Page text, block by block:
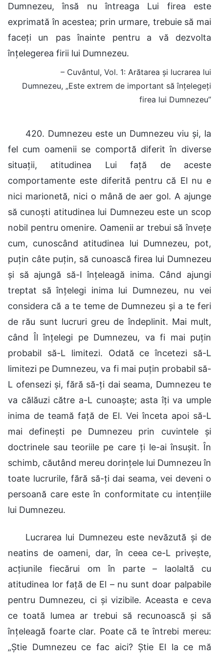
Dumnezeu, însă nu întreaga Lui firea este
exprimată în acestea; prin urmare, trebuie să mai
faceți un pas înainte pentru a vă dezvolta
înțelegerea firii lui Dumnezeu.
– Cuvântul, Vol. 1: Arătarea și lucrarea lui
Dumnezeu, „Este extrem de important să înțelegeți
firea lui Dumnezeu”
420. Dumnezeu este un Dumnezeu viu și, la
fel cum oamenii se comportă diferit în diverse
situații, atitudinea Lui față de aceste
comportamente este diferită pentru că El nu e
nici marionetă, nici o mână de aer gol. A ajunge
să cunoști atitudinea lui Dumnezeu este un scop
nobil pentru omenire. Oamenii ar trebui să învețe
cum, cunoscând atitudinea lui Dumnezeu, pot,
puțin câte puțin, să cunoască firea lui Dumnezeu
și să ajungă să-I înțeleagă inima. Când ajungi
treptat să înțelegi inima lui Dumnezeu, nu vei
considera că a te teme de Dumnezeu și a te feri
de rău sunt lucruri greu de îndeplinit. Mai mult,
când Îl înțelegi pe Dumnezeu, va fi mai puțin
probabil să-L limitezi. Odată ce încetezi să-L
limitezi pe Dumnezeu, va fi mai puțin probabil să-
L ofensezi și, fără să-ți dai seama, Dumnezeu te
va călăuzi către a-L cunoaște; asta îți va umple
inima de teamă față de El. Vei înceta apoi să-L
mai definești pe Dumnezeu prin cuvintele și
doctrinele sau teoriile pe care ți le-ai însușit. În
schimb, căutând mereu dorințele lui Dumnezeu în
toate lucrurile, fără să-ți dai seama, vei deveni o
persoană care este în conformitate cu intențiile
lui Dumnezeu.
Lucrarea lui Dumnezeu este nevăzută și de
neatins de oameni, dar, în ceea ce-L privește,
acțiunile fiecărui om în parte – laolaltă cu
atitudinea lor față de El – nu sunt doar palpabile
pentru Dumnezeu, ci și vizibile. Aceasta e ceva
ce toată lumea ar trebui să recunoască și să
înțeleagă foarte clar. Poate că te întrebi mereu:
„Știe Dumnezeu ce fac aici? Știe El la ce mă